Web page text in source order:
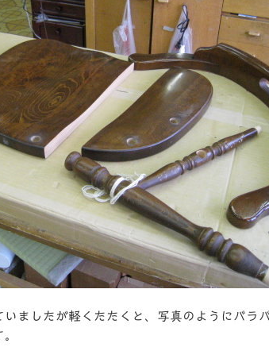
ましたが軽くたたくと、写真のようにバラ